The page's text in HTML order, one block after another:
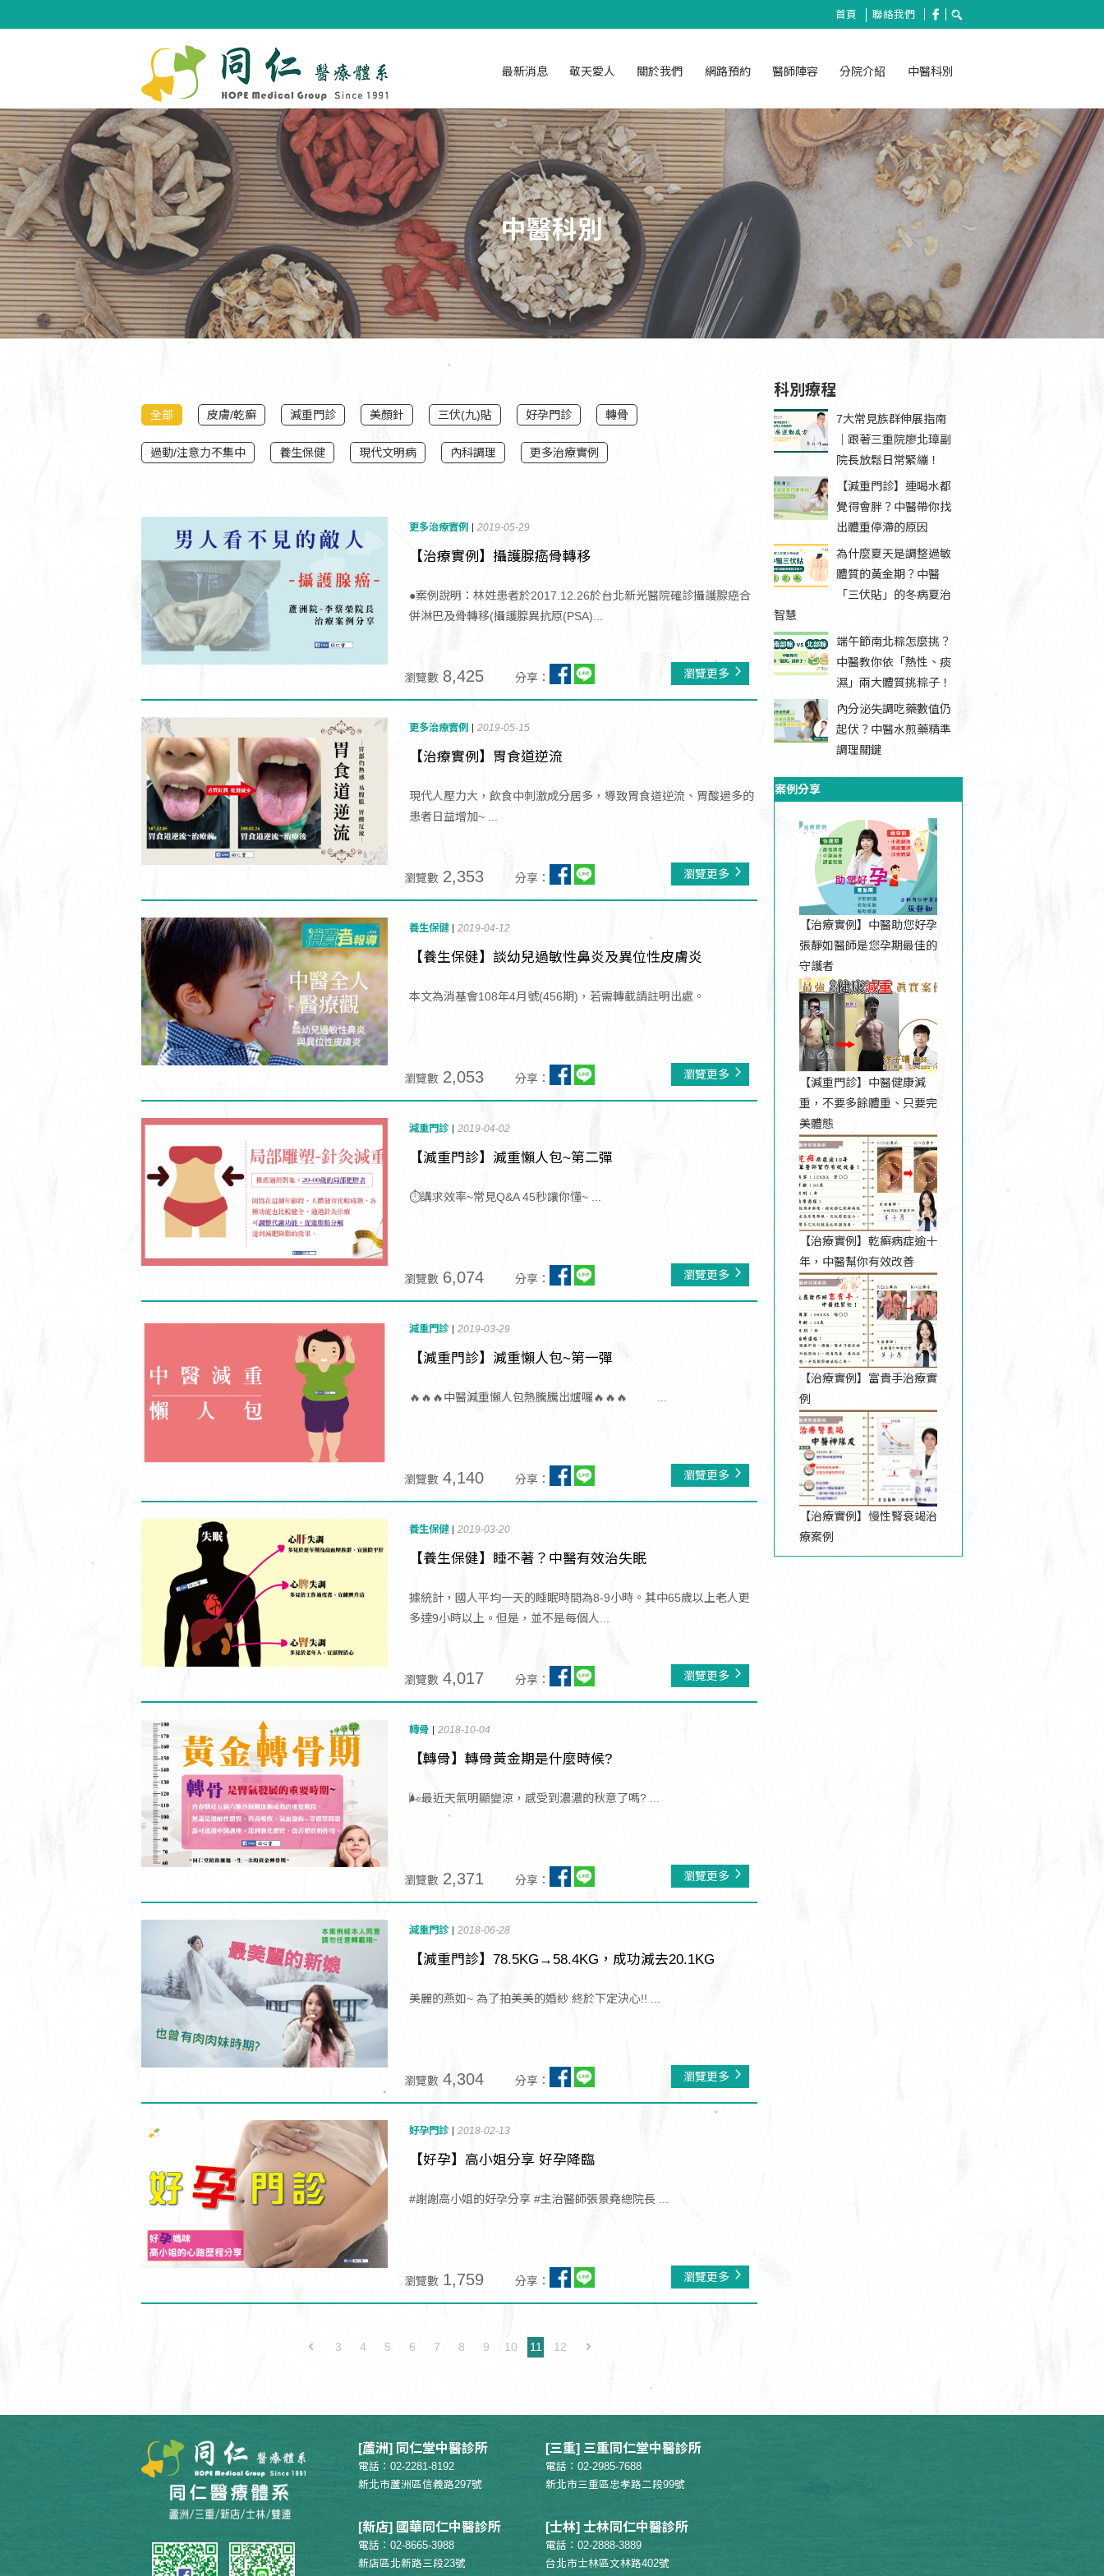
首頁 聯絡我們
最新消息 敬天愛人 關於我們 網路預約 醫師陣容 分院介紹 中醫科別
中醫科別
全部 皮膚/乾癬 減重門診 美顏針 三伏(九)貼 好孕門診 轉骨
過動/注意力不集中 養生保健 現代文明病 內科調理 更多治療實例
更多治療實例 2019-05-29
【治療實例】攝護腺癌骨轉移
●案例說明：林姓患者於2017.12.26於台北新光醫院確診攝護腺癌合
併淋巴及骨轉移(攝護腺異抗原(PSA)...
瀏覽數 8,425 分享： 瀏覽更多
更多治療實例 2019-05-15
【治療實例】胃食道逆流
現代人壓力大，飲食中刺激成分居多，導致胃食道逆流、胃酸過多的
患者日益增加~ ...
瀏覽數 2,353 分享： 瀏覽更多
養生保健 2019-04-12
【養生保健】談幼兒過敏性鼻炎及異位性皮膚炎
本文為消基會108年4月號(456期)，若需轉載請註明出處。
瀏覽數 2,053 分享： 瀏覽更多
減重門診 2019-04-02
【減重門診】減重懶人包~第二彈
⏱講求效率~常見Q&A 45秒讓你懂~ ...
瀏覽數 6,074 分享： 瀏覽更多
減重門診 2019-03-29
【減重門診】減重懶人包~第一彈
🔥🔥🔥中醫減重懶人包熱騰騰出爐囉🔥🔥🔥 ...
瀏覽數 4,140 分享： 瀏覽更多
養生保健 2019-03-20
【養生保健】睡不著？中醫有效治失眠
據統計，國人平均一天的睡眠時間為8-9小時。其中65歲以上老人更
多達9小時以上。但是，並不是每個人...
瀏覽數 4,017 分享： 瀏覽更多
轉骨 2018-10-04
【轉骨】轉骨黃金期是什麼時候?
🌬最近天氣明顯變涼，感受到濃濃的秋意了嗎? ...
瀏覽數 2,371 分享： 瀏覽更多
減重門診 2018-06-28
【減重門診】78.5KG→58.4KG，成功減去20.1KG
美麗的燕如~ 為了拍美美的婚紗 終於下定決心!! ...
瀏覽數 4,304 分享： 瀏覽更多
好孕門診 2018-02-13
【好孕】高小姐分享 好孕降臨
#謝謝高小姐的好孕分享 #主治醫師張景堯總院長 ...
瀏覽數 1,759 分享： 瀏覽更多
3 4 5 6 7 8 9 10 11 12
科別療程
7大常見族群伸展指南
｜跟著三重院廖北璋副
院長放鬆日常緊繃！
【減重門診】連喝水都
覺得會胖？中醫帶你找
出體重停滯的原因
為什麼夏天是調整過敏
體質的黃金期？中醫
「三伏貼」的冬病夏治
智慧
端午節南北粽怎麼挑？
中醫教你依「熱性、痰
濕」兩大體質挑粽子！
內分泌失調吃藥數值仍
起伏？中醫水煎藥精準
調理關鍵
案例分享
【治療實例】中醫助您好孕
張靜如醫師是您孕期最佳的
守護者
【減重門診】中醫健康減
重，不要多餘體重、只要完
美體態
【治療實例】乾癬病症逾十
年，中醫幫你有效改善
【治療實例】富貴手治療實
例
【治療實例】慢性腎衰竭治
療案例
[蘆洲] 同仁堂中醫診所
電話：02-2281-8192
新北市蘆洲區信義路297號
[三重] 三重同仁堂中醫診所
電話：02-2985-7688
新北市三重區忠孝路二段99號
[新店] 國華同仁中醫診所
電話：02-8665-3988
新店區北新路三段23號
[士林] 士林同仁中醫診所
電話：02-2888-3889
台北市士林區文林路402號